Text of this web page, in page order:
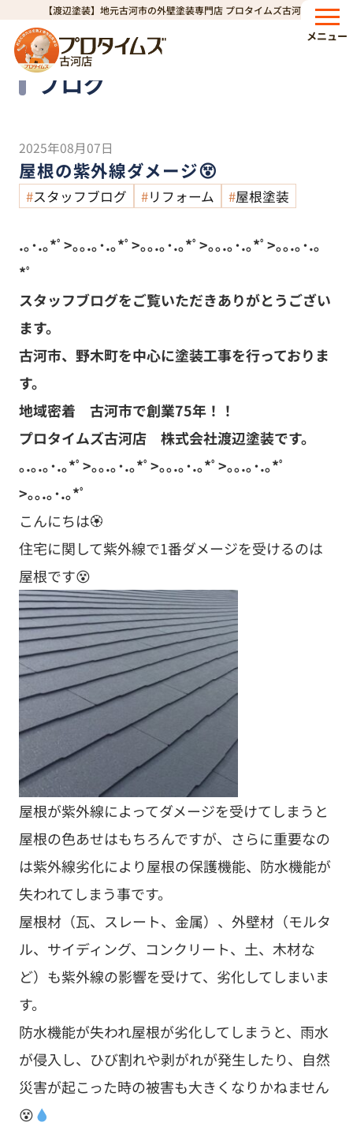
【渡辺塗装】地元古河市の外壁塗装専門店 プロタイムズ古河店
古河店
メニュー
HOME>ブログ>屋根の紫外線ダメージ😵
ブログ
Blog
2025年08月07日
屋根の紫外線ダメージ😵
スタッフブログ リフォーム 屋根塗装
.｡･.｡*ﾟ>｡｡.｡･.｡*ﾟ>｡｡.｡･.｡*ﾟ>｡｡.｡･.｡*ﾟ>｡｡.｡･.｡
*ﾟ
スタッフブログをご覧いただきありがとうござい
ます。
古河市、野木町を中心に塗装工事を行っておりま
す。
地域密着 古河市で創業75年！！
プロタイムズ古河店 株式会社渡辺塗装です。
｡.｡.｡･.｡*ﾟ>｡｡.｡･.｡*ﾟ>｡｡.｡･.｡*ﾟ>｡｡.｡･.｡*ﾟ
>｡｡.｡･.｡*ﾟ
こんにちは🏵️
住宅に関して紫外線で1番ダメージを受けるのは
屋根です😵
屋根が紫外線によってダメージを受けてしまうと
屋根の色あせはもちろんですが、さらに重要なの
は紫外線劣化により屋根の保護機能、防水機能が
失われてしまう事です。
屋根材（瓦、スレート、金属）、外壁材（モルタ
ル、サイディング、コンクリート、土、木材な
ど）も紫外線の影響を受けて、劣化してしまいま
す。
防水機能が失われ屋根が劣化してしまうと、雨水
が侵入し、ひび割れや剥がれが発生したり、自然
災害が起こった時の被害も大きくなりかねません
😵